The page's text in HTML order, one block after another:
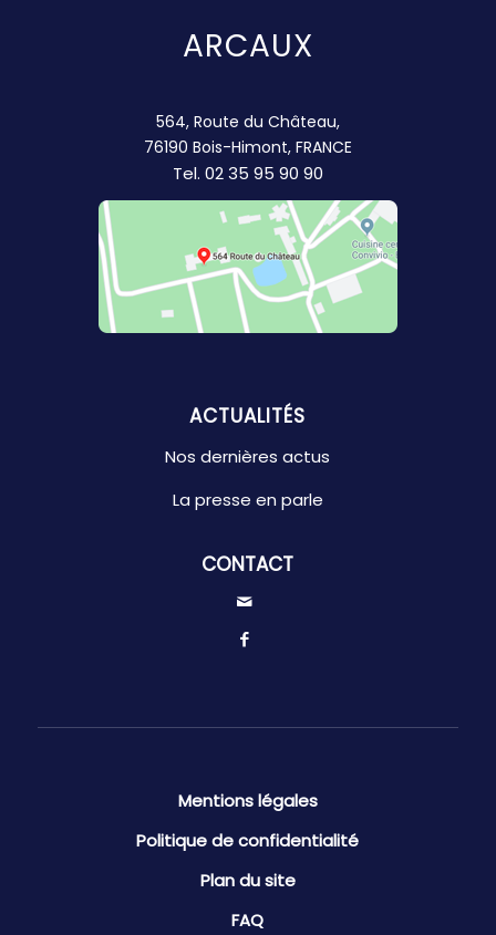
ARCAUX
564, Route du Château,
76190 Bois-Himont, FRANCE
Tel. 02 35 95 90 90
ACTUALITÉS
Nos dernières actus
La presse en parle
CONTACT
Mentions légales
Politique de confidentialité
Plan du site
FAQ